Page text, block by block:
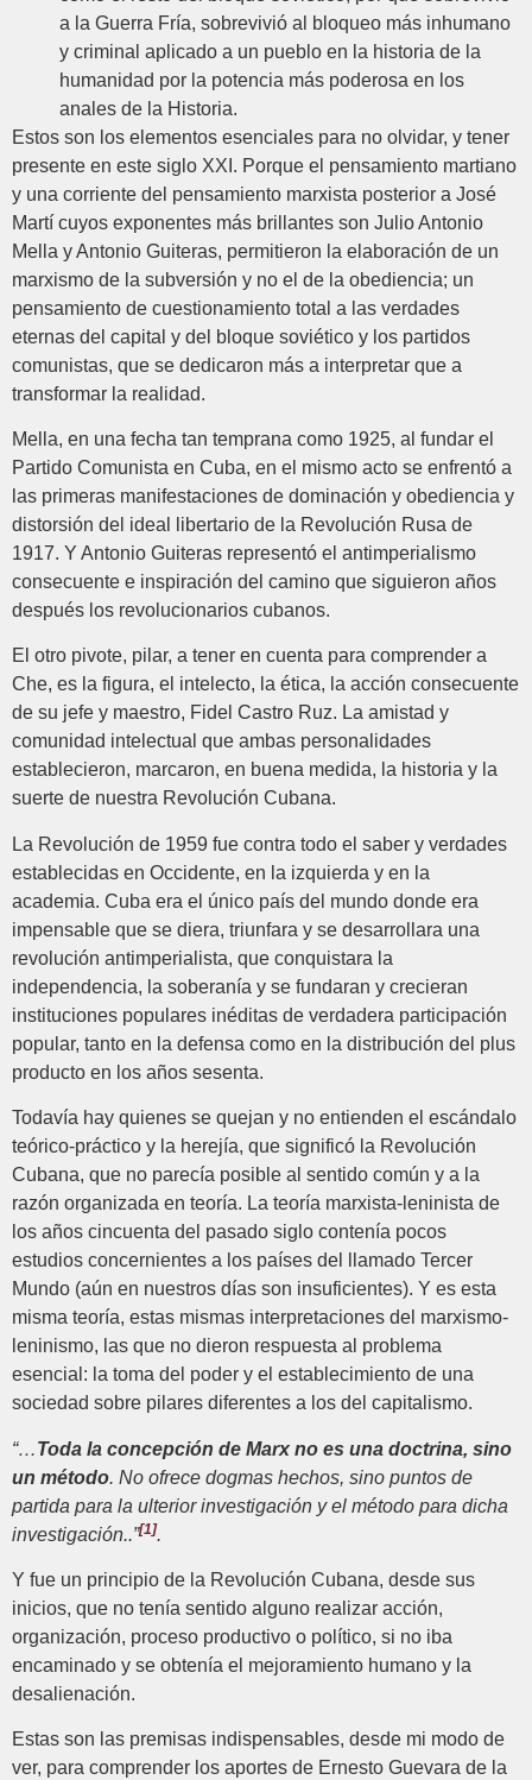
a la Guerra Fría, sobrevivió al bloqueo más inhumano
y criminal aplicado a un pueblo en la historia de la
humanidad por la potencia más poderosa en los
anales de la Historia.
Estos son los elementos esenciales para no olvidar, y tener
presente en este siglo XXI. Porque el pensamiento martiano
y una corriente del pensamiento marxista posterior a José
Martí cuyos exponentes más brillantes son Julio Antonio
Mella y Antonio Guiteras, permitieron la elaboración de un
marxismo de la subversión y no el de la obediencia; un
pensamiento de cuestionamiento total a las verdades
eternas del capital y del bloque soviético y los partidos
comunistas, que se dedicaron más a interpretar que a
transformar la realidad.
Mella, en una fecha tan temprana como 1925, al fundar el
Partido Comunista en Cuba, en el mismo acto se enfrentó a
las primeras manifestaciones de dominación y obediencia y
distorsión del ideal libertario de la Revolución Rusa de
1917. Y Antonio Guiteras representó el antimperialismo
consecuente e inspiración del camino que siguieron años
después los revolucionarios cubanos.
El otro pivote, pilar, a tener en cuenta para comprender a
Che, es la figura, el intelecto, la ética, la acción consecuente
de su jefe y maestro, Fidel Castro Ruz. La amistad y
comunidad intelectual que ambas personalidades
establecieron, marcaron, en buena medida, la historia y la
suerte de nuestra Revolución Cubana.
La Revolución de 1959 fue contra todo el saber y verdades
establecidas en Occidente, en la izquierda y en la
academia. Cuba era el único país del mundo donde era
impensable que se diera, triunfara y se desarrollara una
revolución antimperialista, que conquistara la
independencia, la soberanía y se fundaran y crecieran
instituciones populares inéditas de verdadera participación
popular, tanto en la defensa como en la distribución del plus
producto en los años sesenta.
Todavía hay quienes se quejan y no entienden el escándalo
teórico-práctico y la herejía, que significó la Revolución
Cubana, que no parecía posible al sentido común y a la
razón organizada en teoría. La teoría marxista-leninista de
los años cincuenta del pasado siglo contenía pocos
estudios concernientes a los países del llamado Tercer
Mundo (aún en nuestros días son insuficientes). Y es esta
misma teoría, estas mismas interpretaciones del marxismo-
leninismo, las que no dieron respuesta al problema
esencial: la toma del poder y el establecimiento de una
sociedad sobre pilares diferentes a los del capitalismo.
“…Toda la concepción de Marx no es una doctrina, sino
un método. No ofrece dogmas hechos, sino puntos de
partida para la ulterior investigación y el método para dicha
investigación..”[1].
Y fue un principio de la Revolución Cubana, desde sus
inicios, que no tenía sentido alguno realizar acción,
organización, proceso productivo o político, si no iba
encaminado y se obtenía el mejoramiento humano y la
desalienación.
Estas son las premisas indispensables, desde mi modo de
ver, para comprender los aportes de Ernesto Guevara de la